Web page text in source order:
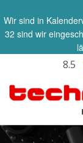
Wir sind in
32 sind wir
8.5